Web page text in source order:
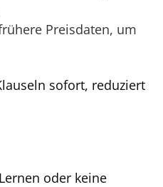
Preisdaten, um
sofort, reduziert
oder keine